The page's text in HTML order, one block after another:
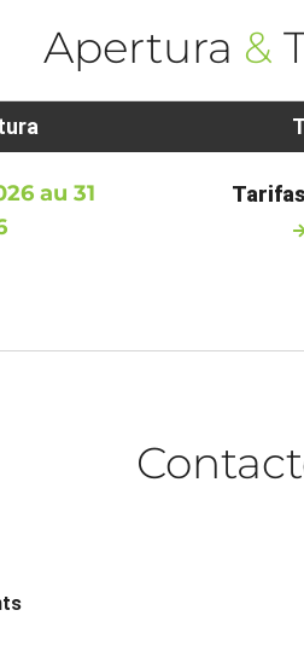
Apertura &
au 31